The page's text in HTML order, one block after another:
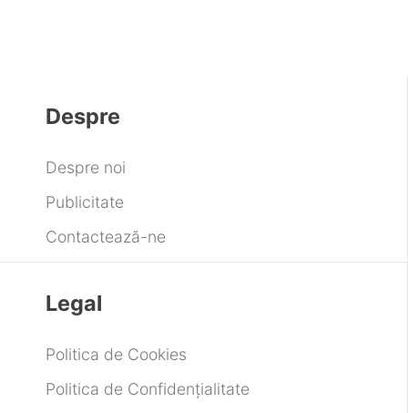
Despre
Despre noi
Publicitate
Contactează-ne
Legal
Politica de Cookies
Politica de Confidențialitate